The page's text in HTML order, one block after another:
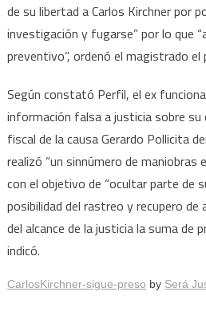
de su libertad a Carlos Kirchner por
investigación y fugarse” por lo que
preventivo”, ordenó el magistrado el
Según constató Perfil, el ex
información falsa a justicia sobre su
fiscal de la causa Gerardo Pollicita
realizó “un sinnúmero de maniobras
con el objetivo de “ocultar parte de
posibilidad del rastreo y recupero
del alcance de la justicia la suma de
indicó.
CarlosKirchner-sigue-preso by Será